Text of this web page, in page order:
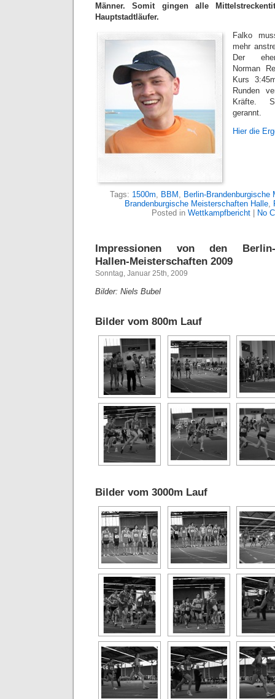
Männer. Somit gingen alle
Hauptstadtläufer.
Falko
mehr
Der
Norman
Kurs
Runden
Kräfte.
gerannt.
Hier die
Tags: 1500m, BBM , Berlin-Brandenburgische
Brandenburgische Meisterschaften Halle,
Posted in Wettkampfbericht No
Impressionen von den Berlin-
Hallen-Meisterschaften 2009
Sonntag, Januar 25th, 2009
Bilder: Niels Bubel
Bilder vom 800m Lauf
Bilder vom 3000m Lauf